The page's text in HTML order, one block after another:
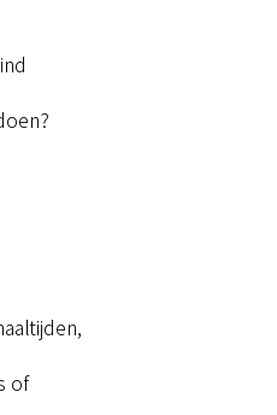
of